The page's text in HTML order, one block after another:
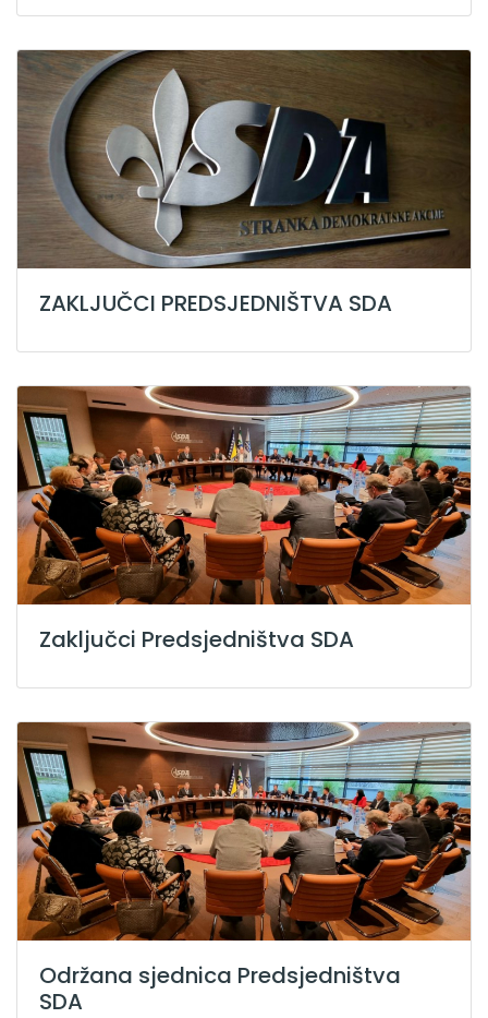
ZAKLJUČCI PREDSJEDNIŠTVA SDA
Zaključci Predsjedništva SDA
Održana sjednica Predsjedništva
SDA